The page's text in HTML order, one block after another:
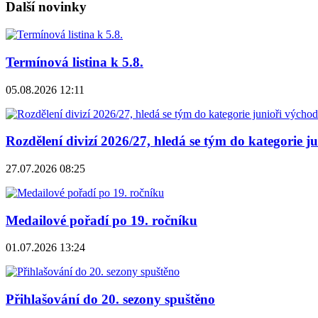
Další novinky
Termínová listina k 5.8.
05.08.2026 12:11
Rozdělení divizí 2026/27, hledá se tým do kategorie
27.07.2026 08:25
Medailové pořadí po 19. ročníku
01.07.2026 13:24
Přihlašování do 20. sezony spuštěno